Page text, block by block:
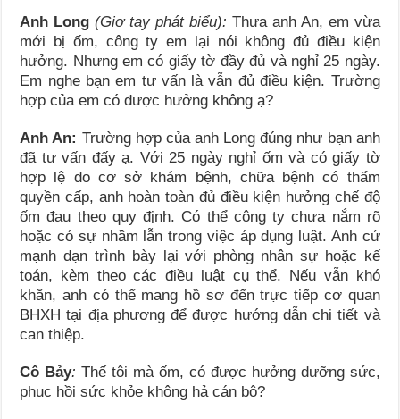
Anh Long (Giơ tay phát biểu): Thưa anh An, em vừa
mới bị ốm, công ty em lại nói không đủ điều kiện
hưởng. Nhưng em có giấy tờ đầy đủ và nghỉ 25 ngày.
Em nghe bạn em tư vấn là vẫn đủ điều kiện. Trường
hợp của em có được hưởng không ạ?
Anh An: Trường hợp của anh Long đúng như bạn anh
đã tư vấn đấy ạ. Với 25 ngày nghỉ ốm và có giấy tờ
hợp lệ do cơ sở khám bệnh, chữa bệnh có thẩm
quyền cấp, anh hoàn toàn đủ điều kiện hưởng chế độ
ốm đau theo quy định. Có thể công ty chưa nắm rõ
hoặc có sự nhầm lẫn trong việc áp dụng luật. Anh cứ
mạnh dạn trình bày lại với phòng nhân sự hoặc kế
toán, kèm theo các điều luật cụ thể. Nếu vẫn khó
khăn, anh có thể mang hồ sơ đến trực tiếp cơ quan
BHXH tại địa phương để được hướng dẫn chi tiết và
can thiệp.
Cô Bảy: Thế tôi mà ốm, có được hưởng dưỡng sức,
phục hồi sức khỏe không hả cán bộ?